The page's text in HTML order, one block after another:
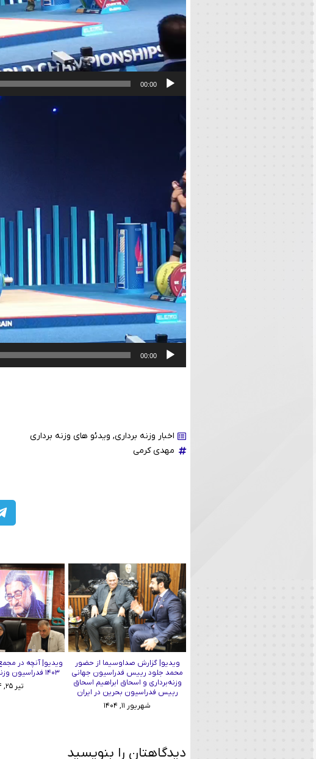
00:00
00:00
اخبار وزنه برداری, ویدئو های وزنه برداری
مهدی کرمی
ویدیو| گزارش صداوسیما از حضور
محمد جلود رییس فدراسیون جهانی
وزنه‌برداری و اسحاق ابراهیم اسحاق
رییس فدراسیون بحرین در ایران
شهریور ۱۱, ۱۴۰۴
ویدیو| آنچه در
۱۴۰۳ فدراسیون وزنه برداری گذشت
تیر ۲۵, ۱۴۰۴
دیدگاهتان را بنویسید